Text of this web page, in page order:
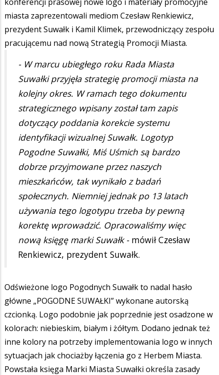
miasta zaprezentowali mediom Czesław Renkiewicz,
prezydent Suwałk i Kamil Klimek, przewodniczący zespołu
pracującemu nad nową Strategią Promocji Miasta.
- W marcu ubiegłego roku Rada Miasta
Suwałki przyjęła strategię promocji miasta na
kolejny okres. W ramach tego dokumentu
strategicznego wpisany został tam zapis
dotyczący poddania korekcie systemu
identyfikacji wizualnej Suwałk. Logotyp
Pogodne Suwałki, Miś Uśmich są bardzo
dobrze przyjmowane przez naszych
mieszkańców, tak wynikało z badań
społecznych. Niemniej jednak po 13 latach
używania tego logotypu trzeba by pewną
korektę wprowadzić. Opracowaliśmy więc
nową księgę marki Suwałk - mówił Czesław
Renkiewicz, prezydent Suwałk.
Odświeżone logo Pogodnych Suwałk to nadal hasło
główne „POGODNE SUWAŁKI” wykonane autorską
czcionką. Logo podobnie jak poprzednie jest osadzone w
kolorach: niebieskim, białym i żółtym. Dodano jednak też
inne kolory na potrzeby implementowania logo w innych
sytuacjach jak chociażby łączenia go z Herbem Miasta.
Powstała księga Marki Miasta Suwałki określa zasady